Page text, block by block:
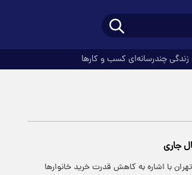
چندرسانه‌ای کسب و کارها
جاری
با اشاره به کاهش قدرت خرید خانوارها